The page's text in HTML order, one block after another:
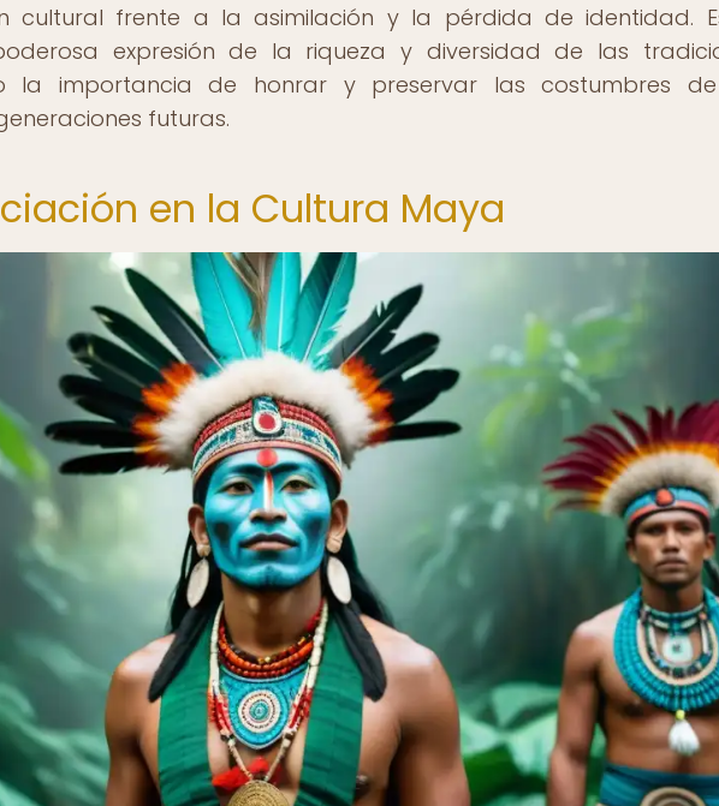
cultural frente a la asimilación y la pérdida de identidad.
expresión de la riqueza y diversidad de las
la importancia de honrar y preservar las costumbres
futuras.
en la Cultura Maya